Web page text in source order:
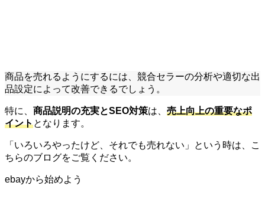
商品を売れるようにするには、競合セラーの分析や適切な出
品設定によって改善できるでしょう。
特に、 商品説明の充実とSEO対策は、 売上向上の重要なポ
イントとなります。
「いろいろやったけど、それでも売れない」という時は、こ
ちらのブログをご覧ください。
ebayから始めよう